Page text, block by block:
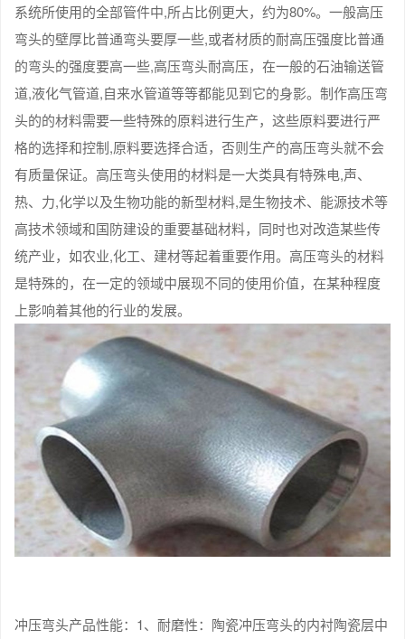
系统所使用的全部管件中,所占比例更大，约为80%。一般高压
弯头的壁厚比普通弯头要厚一些,或者材质的耐高压强度比普通
的弯头的强度要高一些,高压弯头耐高压，在一般的石油输送管
道,液化气管道,自来水管道等等都能见到它的身影。制作高压弯
头的的材料需要一些特殊的原料进行生产，这些原料要进行严
格的选择和控制,原料要选择合适，否则生产的高压弯头就不会
有质量保证。高压弯头使用的材料是一大类具有特殊电,声、
热、力,化学以及生物功能的新型材料,是生物技术、能源技术等
高技术领域和国防建设的重要基础材料，同时也对改造某些传
统产业，如农业,化工、建材等起着重要作用。高压弯头的材料
是特殊的，在一定的领域中展现不同的使用价值，在某种程度
上影响着其他的行业的发展。
冲压弯头产品性能：1、耐磨性：陶瓷冲压弯头的内衬陶瓷层中